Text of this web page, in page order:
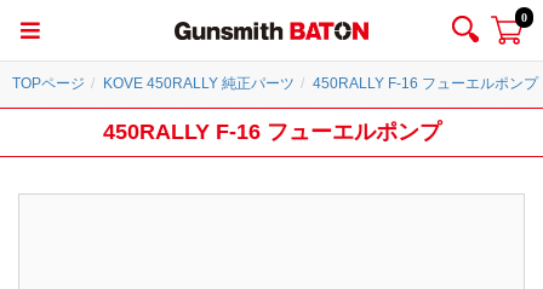
0
TOPページ KOVE 450RALLY 純正パーツ 450RALLY F-16 フューエルポンプ
450RALLY F-16 フューエルポンプ